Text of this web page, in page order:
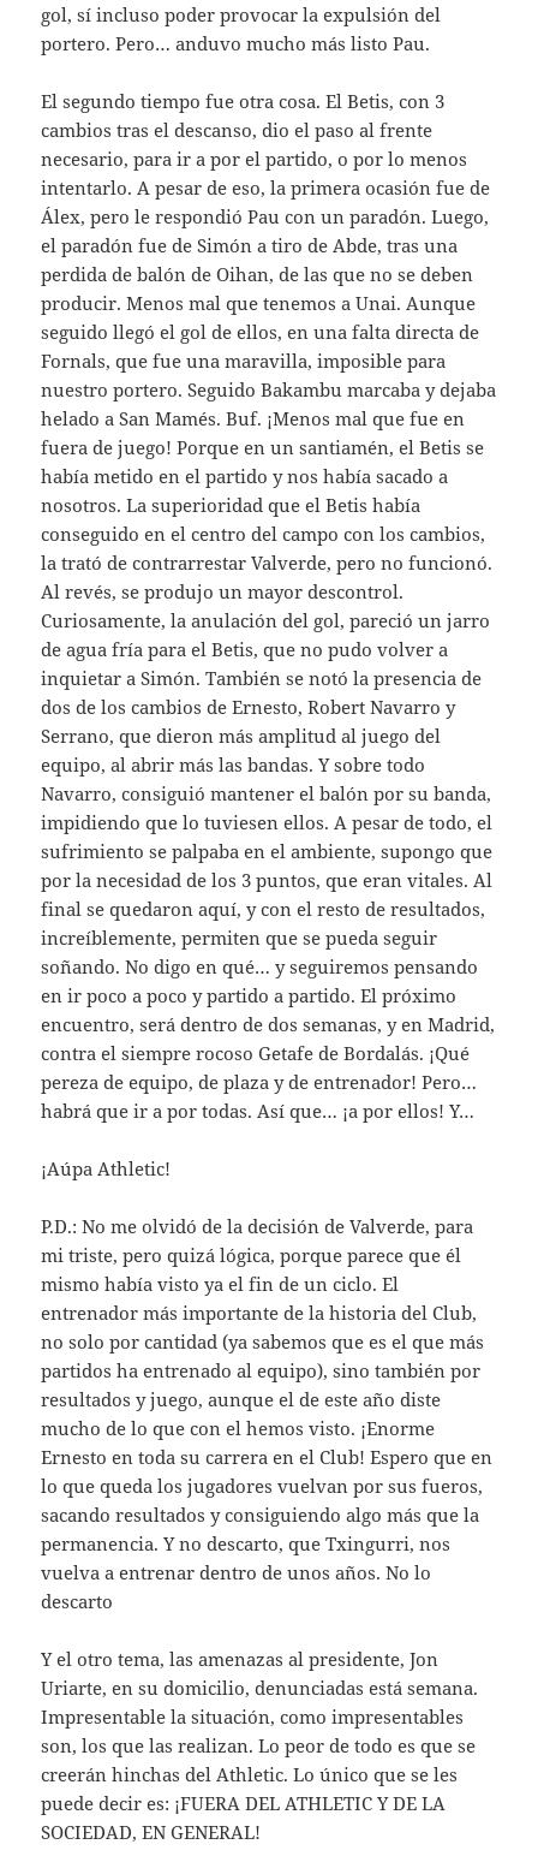
gol, sí incluso poder provocar la expulsión del
portero. Pero… anduvo mucho más listo Pau.
El segundo tiempo fue otra cosa. El Betis, con 3
cambios tras el descanso, dio el paso al frente
necesario, para ir a por el partido, o por lo menos
intentarlo. A pesar de eso, la primera ocasión fue de
Álex, pero le respondió Pau con un paradón. Luego,
el paradón fue de Simón a tiro de Abde, tras una
perdida de balón de Oihan, de las que no se deben
producir. Menos mal que tenemos a Unai. Aunque
seguido llegó el gol de ellos, en una falta directa de
Fornals, que fue una maravilla, imposible para
nuestro portero. Seguido Bakambu marcaba y dejaba
helado a San Mamés. Buf. ¡Menos mal que fue en
fuera de juego! Porque en un santiamén, el Betis se
había metido en el partido y nos había sacado a
nosotros. La superioridad que el Betis había
conseguido en el centro del campo con los cambios,
la trató de contrarrestar Valverde, pero no funcionó.
Al revés, se produjo un mayor descontrol.
Curiosamente, la anulación del gol, pareció un jarro
de agua fría para el Betis, que no pudo volver a
inquietar a Simón. También se notó la presencia de
dos de los cambios de Ernesto, Robert Navarro y
Serrano, que dieron más amplitud al juego del
equipo, al abrir más las bandas. Y sobre todo
Navarro, consiguió mantener el balón por su banda,
impidiendo que lo tuviesen ellos. A pesar de todo, el
sufrimiento se palpaba en el ambiente, supongo que
por la necesidad de los 3 puntos, que eran vitales. Al
final se quedaron aquí, y con el resto de resultados,
increíblemente, permiten que se pueda seguir
soñando. No digo en qué… y seguiremos pensando
en ir poco a poco y partido a partido. El próximo
encuentro, será dentro de dos semanas, y en Madrid,
contra el siempre rocoso Getafe de Bordalás. ¡Qué
pereza de equipo, de plaza y de entrenador! Pero…
habrá que ir a por todas. Así que… ¡a por ellos! Y…
¡Aúpa Athletic!
P.D.: No me olvidó de la decisión de Valverde, para
mi triste, pero quizá lógica, porque parece que él
mismo había visto ya el fin de un ciclo. El
entrenador más importante de la historia del Club,
no solo por cantidad (ya sabemos que es el que más
partidos ha entrenado al equipo), sino también por
resultados y juego, aunque el de este año diste
mucho de lo que con el hemos visto. ¡Enorme
Ernesto en toda su carrera en el Club! Espero que en
lo que queda los jugadores vuelvan por sus fueros,
sacando resultados y consiguiendo algo más que la
permanencia. Y no descarto, que Txingurri, nos
vuelva a entrenar dentro de unos años. No lo
descarto
Y el otro tema, las amenazas al presidente, Jon
Uriarte, en su domicilio, denunciadas está semana.
Impresentable la situación, como impresentables
son, los que las realizan. Lo peor de todo es que se
creerán hinchas del Athletic. Lo único que se les
puede decir es: ¡FUERA DEL ATHLETIC Y DE LA
SOCIEDAD, EN GENERAL!